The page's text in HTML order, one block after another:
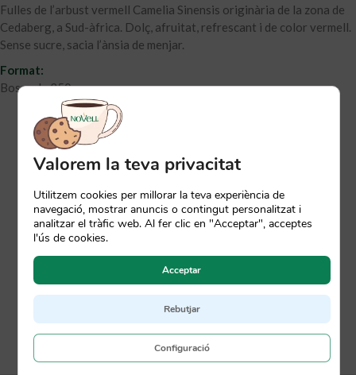
Fulles de l’arbust vermell Camelia Sinensis originària de la zona de
Cedaberg, a Sud-àfrica. Dolç, afruitat, refrescant i de color vermell.
Sense sucre, sacia l’ànsia de menjar.
Format:
Bossa de 250 grs.
Valorem la teva privacitat
Utilitzem cookies per millorar la teva experiència de
navegació, mostrar anuncis o contingut personalitzat i
analitzar el tràfic web. Al fer clic en "Acceptar", acceptes
l'ús de cookies.
Acceptar
Rebutjar
Configuració